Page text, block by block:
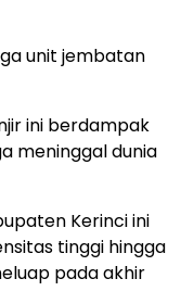
unit jembatan
ini berdampak
meninggal dunia
Kerinci ini
tinggi hingga
pada akhir